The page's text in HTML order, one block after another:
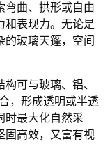
弯曲、拱形或自由
和表现力。无论是
的玻璃天篷，空间
可与玻璃、铝、
，形成透明或半透
时最大化自然采
固高效，又富有视